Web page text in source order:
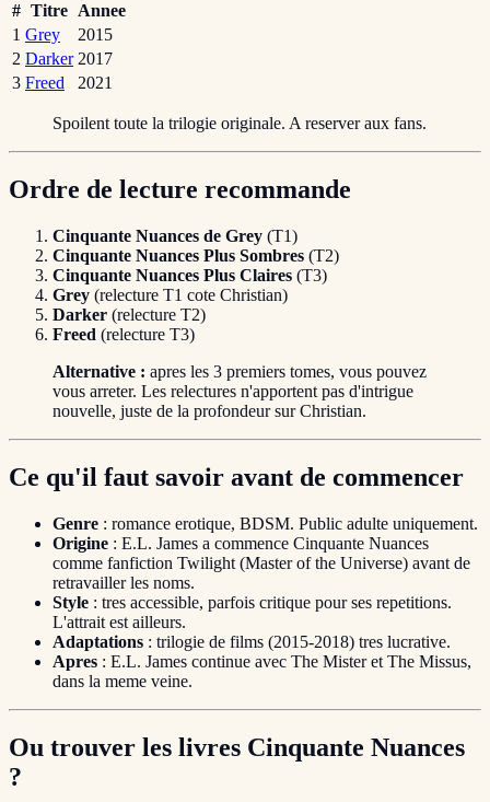
# Titre Annee
1 Grey
2015
2 Darker 2017
3 Freed 2021
Spoilent toute la trilogie originale. A reserver aux fans.
Ordre de lecture recommande
Cinquante Nuances de Grey (T1)
Cinquante Nuances Plus Sombres (T2)
Cinquante Nuances Plus Claires (T3)
Grey (relecture T1 cote Christian)
Darker (relecture T2)
Freed (relecture T3)
Alternative : apres les 3 premiers tomes, vous pouvez
vous arreter. Les relectures n'apportent pas d'intrigue
nouvelle, juste de la profondeur sur Christian.
Ce qu'il faut savoir avant de commencer
Genre : romance erotique, BDSM. Public adulte uniquement.
Origine : E.L. James a commence Cinquante Nuances
comme fanfiction Twilight (Master of the Universe) avant de
retravailler les noms.
Style : tres accessible, parfois critique pour ses repetitions.
L'attrait est ailleurs.
Adaptations : trilogie de films (2015-2018) tres lucrative.
Apres : E.L. James continue avec The Mister et The Missus,
dans la meme veine.
Ou trouver les livres Cinquante Nuances
?